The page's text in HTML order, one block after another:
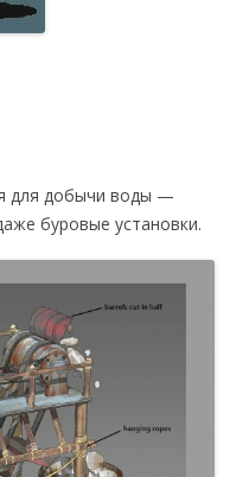
для добычи воды —
буровые установки.